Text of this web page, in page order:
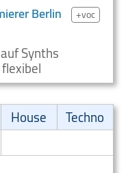
Berlin
+voc
Synths
House
Techno